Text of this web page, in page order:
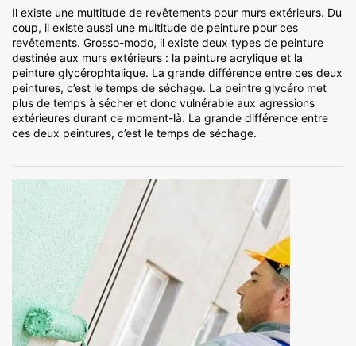
Il existe une multitude de revêtements pour murs extérieurs. Du
coup, il existe aussi une multitude de peinture pour ces
revêtements. Grosso-modo, il existe deux types de peinture
destinée aux murs extérieurs : la peinture acrylique et la
peinture glycérophtalique. La grande différence entre ces deux
peintures, c’est le temps de séchage. La peintre glycéro met
plus de temps à sécher et donc vulnérable aux agressions
extérieures durant ce moment-là. La grande différence entre
ces deux peintures, c’est le temps de séchage.